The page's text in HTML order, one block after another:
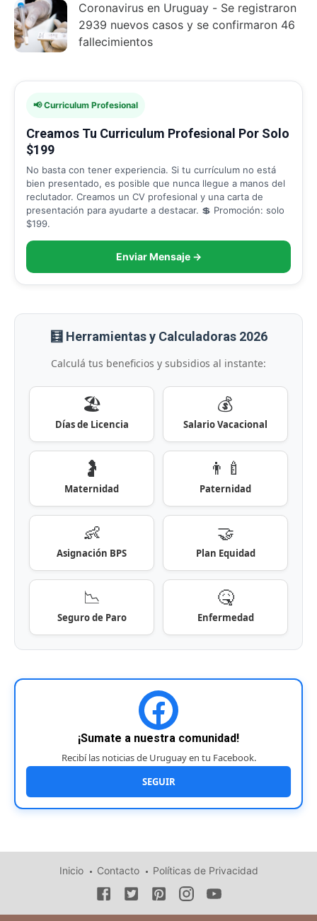
Coronavirus en Uruguay - Se registraron
2939 nuevos casos y se confirmaron 46
fallecimientos
📢 Curriculum Profesional
Creamos Tu Curriculum Profesional Por Solo
$199
No basta con tener experiencia. Si tu currículum no está
bien presentado, es posible que nunca llegue a manos del
reclutador. Creamos un CV profesional y una carta de
presentación para ayudarte a destacar. 💲 Promoción: solo
$199.
Enviar Mensaje →
🧮 Herramientas y Calculadoras 2026
Calculá tus beneficios y subsidios al instante:
🏖️
Días de Licencia
💰
Salario Vacacional
🤰
Maternidad
👨‍🍼
Paternidad
👶
Asignación BPS
🤝
Plan Equidad
📉
Seguro de Paro
🤒
Enfermedad
¡Sumate a nuestra comunidad!
Recibí las noticias de Uruguay en tu Facebook.
SEGUIR
Inicio Contacto Políticas de Privacidad